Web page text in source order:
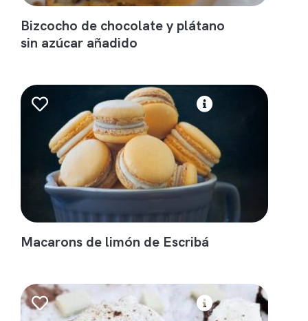
Bizcocho de chocolate y plátano
sin azúcar añadido
Macarons de limón de Escribá